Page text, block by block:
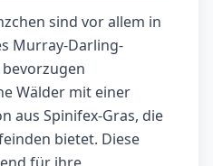
sind vor allem in
Murray-Darling-
Wälder mit einer
aus Spinifex-Gras, die
bietet. Diese